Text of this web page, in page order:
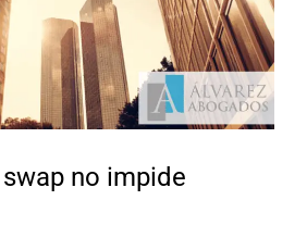
no impide